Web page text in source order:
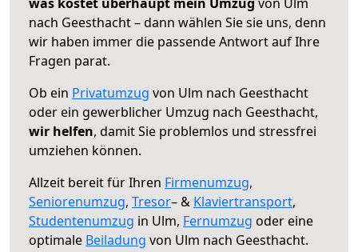
nach Geesthacht – dann wählen Sie sie uns, denn
wir haben immer die passende Antwort auf Ihre
Fragen parat.
Ob ein Privatumzug von Ulm nach Geesthacht
oder ein gewerblicher Umzug nach Geesthacht,
wir helfen, damit Sie problemlos und stressfrei
umziehen können.
Allzeit bereit für Ihren Firmenumzug,
Seniorenumzug, Tresor– & Klaviertransport,
Studentenumzug in Ulm, Fernumzug oder eine
optimale Beiladung von Ulm nach Geesthacht.